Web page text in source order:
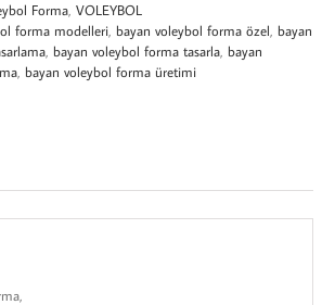
Forma VOLEYBOL
forma modelleri bayan voleybol forma özel bayan
bayan voleybol forma tasarla bayan
bayan voleybol forma üretimi